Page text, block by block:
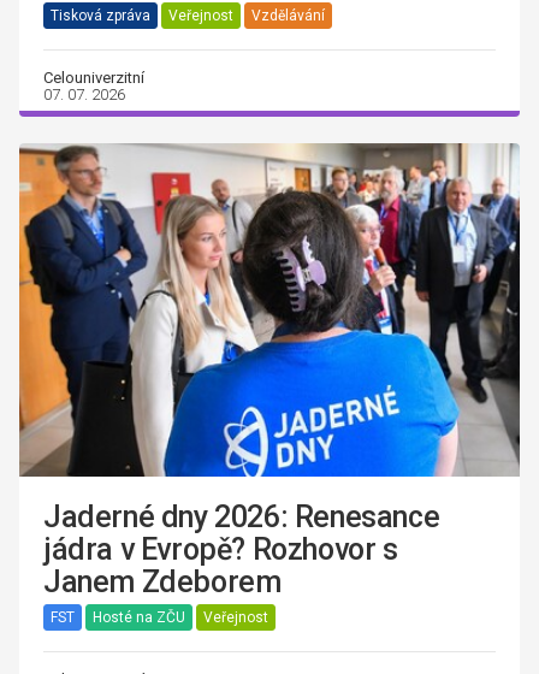
Tisková zpráva Veřejnost Vzdělávání
Celouniverzitní
07. 07. 2026
Jaderné dny 2026: Renesance
jádra v Evropě? Rozhovor s
Janem Zdeborem
FST Hosté na ZČU Veřejnost